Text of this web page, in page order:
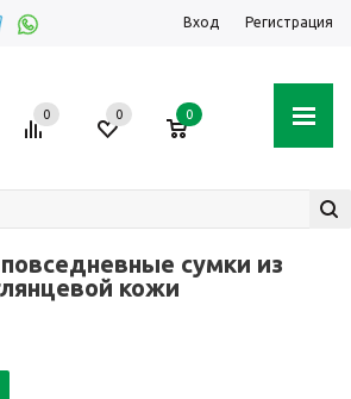
Вход Регистрация
0 0 0
сумки из
кожи